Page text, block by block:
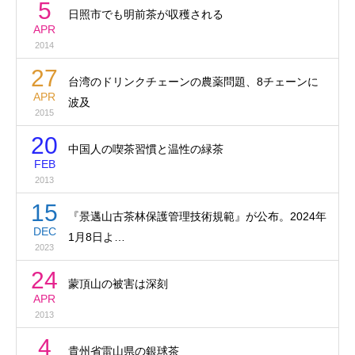
5
APR
2014
日照市でも明前茶が収穫される
27
APR
2015
台湾のドリンクチェーンの農薬問題、8チェーンに
波及
20
FEB
2013
中国人の喫茶習慣と温性の緑茶
15
DEC
2023
『景邁山古茶林保護管理技術規範』が公布。2024年
1月8日よ…
24
APR
2013
蒙頂山の被害は深刻
4 貴州省雷山県の銀球茶